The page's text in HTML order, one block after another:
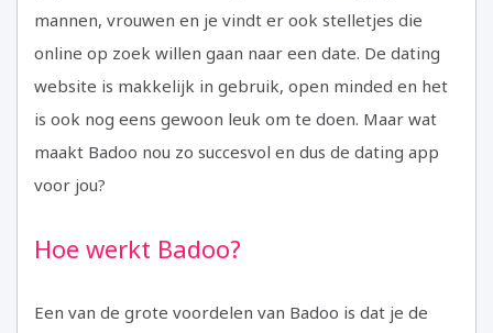
mannen, vrouwen en je vindt er ook stelletjes die
online op zoek willen gaan naar een date. De dating
website is makkelijk in gebruik, open minded en het
is ook nog eens gewoon leuk om te doen. Maar wat
maakt Badoo nou zo succesvol en dus de dating app
voor jou?
Hoe werkt Badoo?
Een van de grote voordelen van Badoo is dat je de